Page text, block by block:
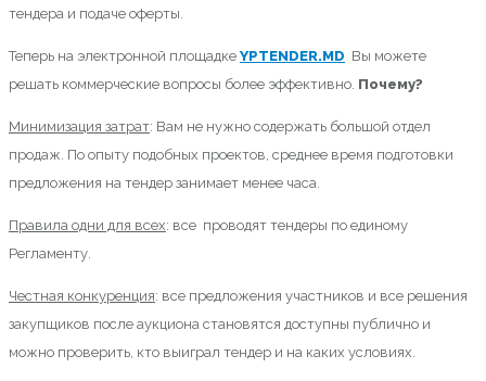
тендера и подаче оферты.
Теперь на электронной площадке YPTENDER.MD Вы можете
решать коммерческие вопросы более эффективно. Почему?
Минимизация затрат: Вам не нужно содержать большой отдел
продаж. По опыту подобных проектов, среднее время подготовки
предложения на тендер занимает менее часа.
Правила одни для всех: все проводят тендеры по единому
Регламенту.
Честная конкуренция: все предложения участников и все решения
закупщиков после аукциона становятся доступны публично и
можно проверить, кто выиграл тендер и на каких условиях.